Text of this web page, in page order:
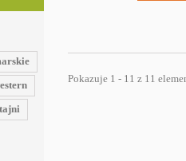
Pokazuje 1 - 11 z 11